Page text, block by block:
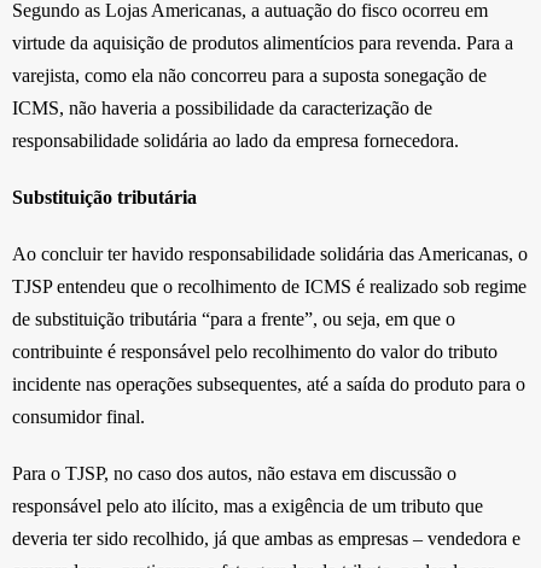
Segundo as Lojas Americanas, a autuação do fisco ocorreu em
virtude da aquisição de produtos alimentícios para revenda. Para a
varejista, como ela não concorreu para a suposta sonegação de
ICMS, não haveria a possibilidade da caracterização de
responsabilidade solidária ao lado da empresa fornecedora.
Substituição tributária
Ao concluir ter havido responsabilidade solidária das Americanas, o
TJSP entendeu que o recolhimento de ICMS é realizado sob regime
de substituição tributária “para a frente”, ou seja, em que o
contribuinte é responsável pelo recolhimento do valor do tributo
incidente nas operações subsequentes, até a saída do produto para o
consumidor final.
Para o TJSP, no caso dos autos, não estava em discussão o
responsável pelo ato ilícito, mas a exigência de um tributo que
deveria ter sido recolhido, já que ambas as empresas – vendedora e